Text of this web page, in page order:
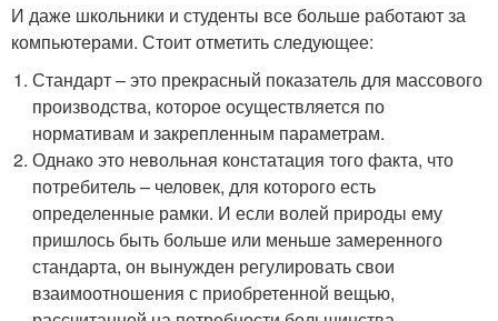
И даже школьники и студенты все больше работают за
компьютерами. Стоит отметить следующее:
Стандарт – это прекрасный показатель для массового
производства, которое осуществляется по
нормативам и закрепленным параметрам.
Однако это невольная констатация того факта, что
потребитель – человек, для которого есть
определенные рамки. И если волей природы ему
пришлось быть больше или меньше замеренного
стандарта, он вынужден регулировать свои
взаимоотношения с приобретенной вещью,